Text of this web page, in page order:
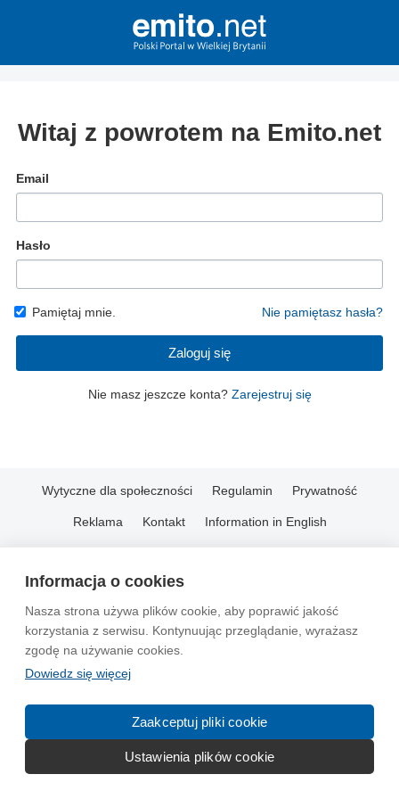
Informacja o cookies
Nasza strona używa plików cookie, aby poprawić jakość
korzystania z serwisu. Kontynuując przeglądanie, wyrażasz
zgodę na używanie cookies.
Dowiedz się więcej
Zaakceptuj pliki cookie
Ustawienia plików cookie
Witaj z powrotem na Emito.net
Email
Hasło
Pamiętaj mnie. Nie pamiętasz hasła?
Zaloguj się
Nie masz jeszcze konta? Zarejestruj się
Wytyczne dla społeczności Regulamin Prywatność
Reklama Kontakt Information in English